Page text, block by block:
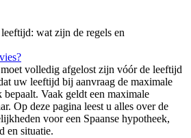
wat zijn de regels en
volledig afgelost zijn vóór de leeftijd
uw leeftijd bij aanvraag de maximale
Vaak geldt een maximale
Op deze pagina leest u alles over de
voor een Spaanse hypotheek,
en situatie.